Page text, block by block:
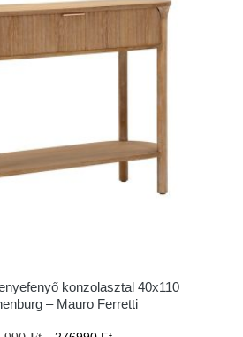
konzolasztal 40x110
– Mauro Ferretti